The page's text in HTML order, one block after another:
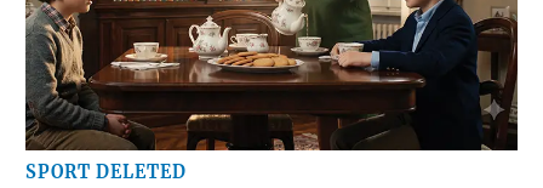
SPORT DELETED